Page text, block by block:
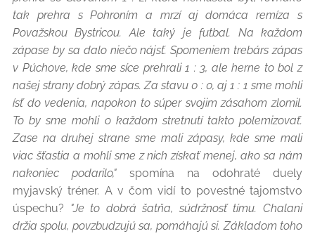
tak prehra s Pohroním a mrzí aj domáca remíza s
Považskou Bystricou. Ale taký je futbal. Na každom
zápase by sa dalo niečo nájsť. Spomeniem trebárs zápas
v Púchove, kde sme síce prehrali 1 : 3, ale herne to bol z
našej strany dobrý zápas. Za stavu 0 : 0, aj 1 : 1 sme mohli
ísť do vedenia, napokon to súper svojim zásahom zlomil.
To by sme mohli o každom stretnutí takto polemizovať.
Zase na druhej strane sme mali zápasy, kde sme mali
viac šťastia a mohli sme z nich získať menej, ako sa nám
nakoniec podarilo," spomína na odohraté duely
myjavský tréner. A v čom vidí to povestné tajomstvo
úspechu?
"Je to dobrá šatňa, súdržnosť tímu. Chalani
držia spolu, povzbudzujú sa, pomáhajú si. Základom toho